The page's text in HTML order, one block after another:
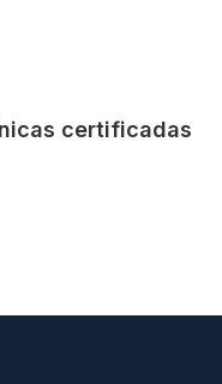
certificadas